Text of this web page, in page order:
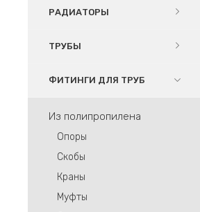
РАДИАТОРЫ
ТРУБЫ
ФИТИНГИ ДЛЯ ТРУБ
Из полипропилена
Опоры
Скобы
Краны
Муфты